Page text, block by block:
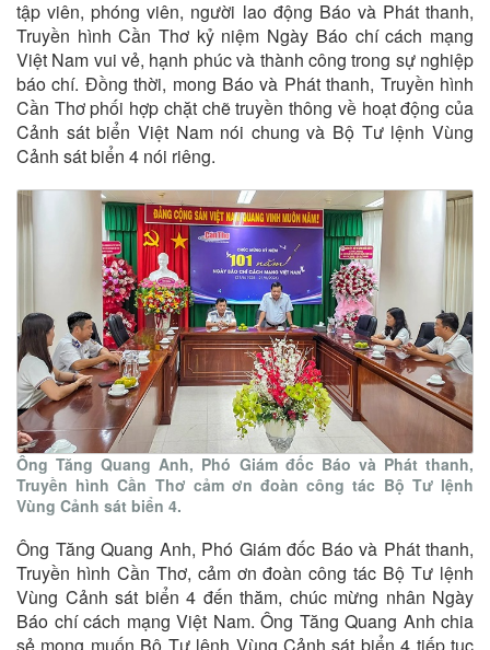
tập viên, phóng viên, người lao động Báo và Phát thanh,
Truyền hình Cần Thơ kỷ niệm Ngày Báo chí cách mạng
Việt Nam vui vẻ, hạnh phúc và thành công trong sự nghiệp
báo chí. Đồng thời, mong Báo và Phát thanh, Truyền hình
Cần Thơ phối hợp chặt chẽ truyền thông về hoạt động của
Cảnh sát biển Việt Nam nói chung và Bộ Tư lệnh Vùng
Cảnh sát biển 4 nói riêng.
Ông Tăng Quang Anh, Phó Giám đốc Báo và Phát thanh,
Truyền hình Cần Thơ cảm ơn đoàn công tác Bộ Tư lệnh
Vùng Cảnh sát biển 4.
Ông Tăng Quang Anh, Phó Giám đốc Báo và Phát thanh,
Truyền hình Cần Thơ, cảm ơn đoàn công tác Bộ Tư lệnh
Vùng Cảnh sát biển 4 đến thăm, chúc mừng nhân Ngày
Báo chí cách mạng Việt Nam. Ông Tăng Quang Anh chia
sẻ mong muốn Bộ Tư lệnh Vùng Cảnh sát biển 4 tiếp tục